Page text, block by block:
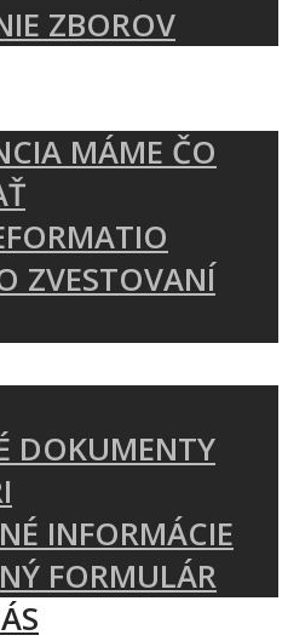
ZBOROV
MÁME ČO
ZVESTOVANÍ
DOKUMENTY
INFORMÁCIE
FORMULÁR